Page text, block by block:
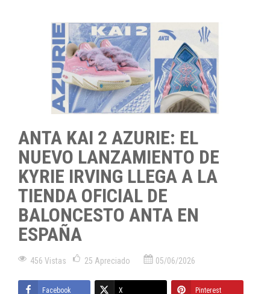
ANTA KAI 2 AZURIE: EL
NUEVO LANZAMIENTO DE
KYRIE IRVING LLEGA A LA
TIENDA OFICIAL DE
BALONCESTO ANTA EN
ESPAÑA
456 Vistas 25 Apreciado 05/06/2026
Facebook X Pinterest